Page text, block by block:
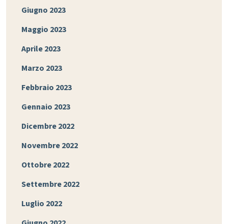
Giugno 2023
Maggio 2023
Aprile 2023
Marzo 2023
Febbraio 2023
Gennaio 2023
Dicembre 2022
Novembre 2022
Ottobre 2022
Settembre 2022
Luglio 2022